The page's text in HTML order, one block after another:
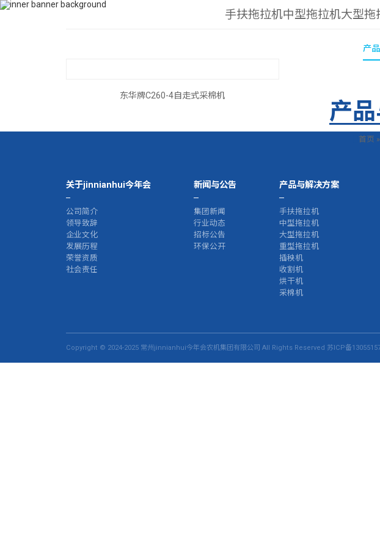
dfam@ut440.com
产
产
首页 »
手扶拖拉机中型拖拉机大型拖
东华牌C260-4自走式采棉机
关于jinnianhui今年会
公司简介
领导致辞
企业文化
发展历程
荣誉资质
社会责任
新闻与公告
集团新闻
行业动态
招标公告
环保公开
产品与解决方案
手扶拖拉机
中型拖拉机
大型拖拉机
重型拖拉机
插秧机
收割机
烘干机
采棉机
Copyright © 2024-2025 常州jinnianhui今年会农机集团有限公司 All Rights Reserved 苏ICP备